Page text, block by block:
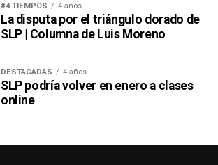
#4 TIEMPOS 4 años
La disputa por el triángulo dorado de
SLP | Columna de Luis Moreno
DESTACADAS 4 años
SLP podría volver en enero a clases
online